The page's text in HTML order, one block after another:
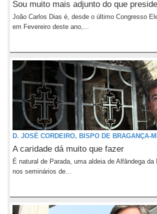
Sou muito mais adjunto do que
João Carlos Dias é, desde o último Congresso
em Fevereiro deste ano,...
D. JOSÉ CORDEIRO, BISPO DE BRAGANÇA-
A caridade dá muito que fazer
É natural de Parada, uma aldeia de Alfândega
nos seminários de...